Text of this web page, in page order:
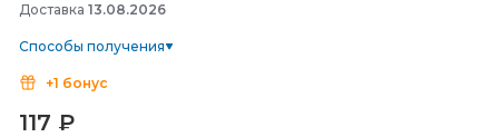
Доставка 13.08.2026
Способы получения
+1 бонус
117 ₽